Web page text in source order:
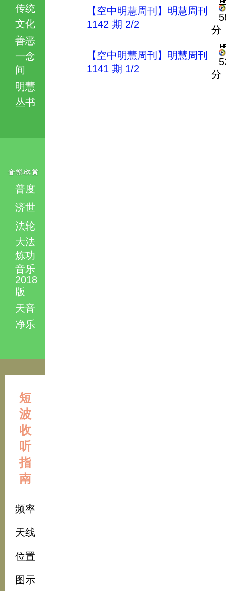
传统
文化
善恶
一念
间
明慧
丛书
普度
济世
法轮
大法
炼功
音乐
2018
版
天音
净乐
短
波
收
听
指
南
频率
天线
位置
图示
【空中明慧周刊】明慧周刊
1142 期 2/2
分
【空中明慧周刊】明慧周刊
1141 期 1/2
分